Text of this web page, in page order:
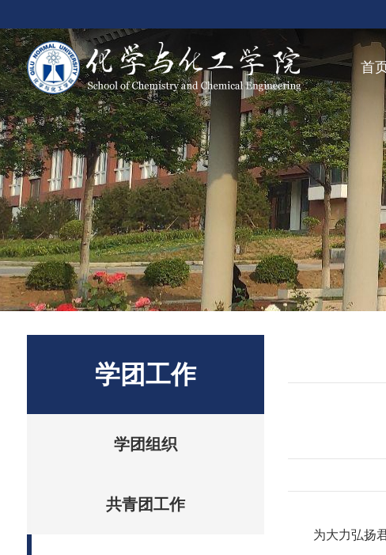
首
学团工作
学团组织
共青团工作
为大力弘扬